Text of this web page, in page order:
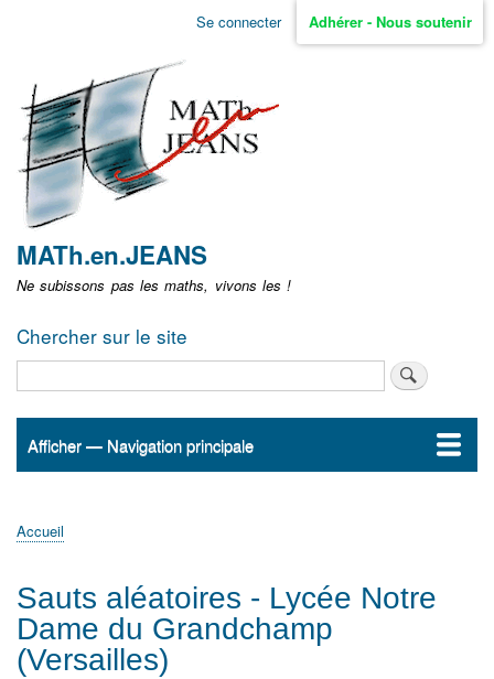
Aller
non
identifié
Se connecter Adhérer - Nous soutenir
MATh.en.JEANS
Ne subissons pas les maths, vivons les !
Chercher sur le site
Navigation
Afficher — Navigation principale
Accueil
ActualitésMATh.en.JEANS ?
Régions et Ateliers
Créer, gérer un atelier
Sujets/Publications
Congrès
d'Ariane
Accueil
Sauts aléatoires - Lycée Notre
Dame du Grandchamp
(Versailles)